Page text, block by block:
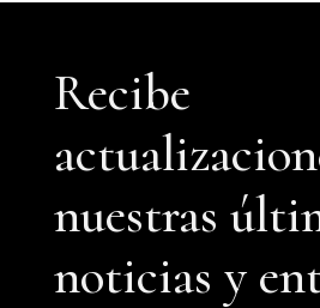
Recibe
nuestras
noticias y